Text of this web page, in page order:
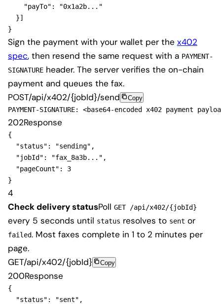
"payTo" :
"0x1a2b..."
}]
}
Sign the payment with your wallet per the x402
spec, then resend the same request with a PAYMENT-
SIGNATURE header. The server verifies the on-chain
payment and queues the fax.
POST/api/x402/{jobId}/send Copy
PAYMENT-SIGNATURE: <base64-encoded x402 payment
202Response
{
"status" : "sending" ,
"jobId" : "fax_8a3b..." ,
"pageCount"
}
4
Check delivery statusPoll GET /api/x402/{jobId}
every 5 seconds until status resolves to sent or
failed. Most faxes complete in 1 to 2 minutes per
page.
GET/api/x402/{jobId} Copy
200Response
{
"status" : "sent" ,